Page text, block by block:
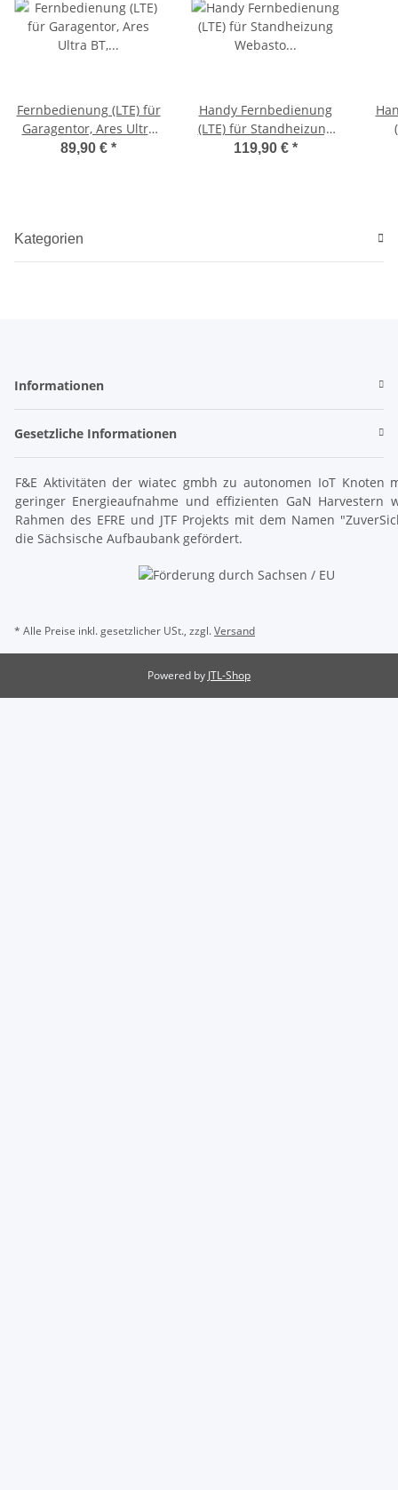
Fernbedienung (LTE) für
Garagentor, Ares Ultra
BT, 150 Teilnehmer
89,90 € *
Handy Fernbedienung
(LTE) für Standheizung
Webasto W-BUS Plug &
119,90 € *
Kategorien
Informationen
Gesetzliche Informationen
F&E Aktivitäten der wiatec gmbh zu autonomen IoT Knoten
geringer Energieaufnahme und effizienten GaN Harvestern
Rahmen des EFRE und JTF Projekts mit dem Namen
die Sächsische Aufbaubank gefördert.
* Alle Preise inkl. gesetzlicher USt., zzgl.Versand
Powered by JTL-Shop